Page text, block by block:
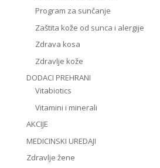
Program za sunčanje
Zaštita kože od sunca i alergije
Zdrava kosa
Zdravlje kože
DODACI PREHRANI
Vitabiotics
Vitamini i minerali
AKCIJE
MEDICINSKI UREDAJI
Zdravlje žene